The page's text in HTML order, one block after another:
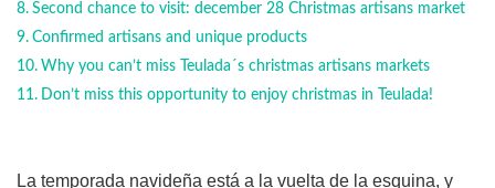
Second chance to visit: december 28 Christmas artisans market
Confirmed artisans and unique products
Why you can’t miss Teulada´s christmas artisans markets
Don’t miss this opportunity to enjoy christmas in Teulada!
La temporada navideña está a la vuelta de la esquina, y